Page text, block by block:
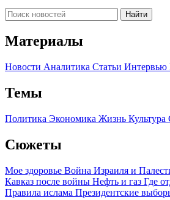
Найти
Материалы
Новости Аналитика Статьи Интервью
Темы
Политика Экономика Жизнь Культура
Сюжеты
Мое здоровье Война Израиля и
Кавказ после войны Нефть и газ Где
Правила ислама Президентские